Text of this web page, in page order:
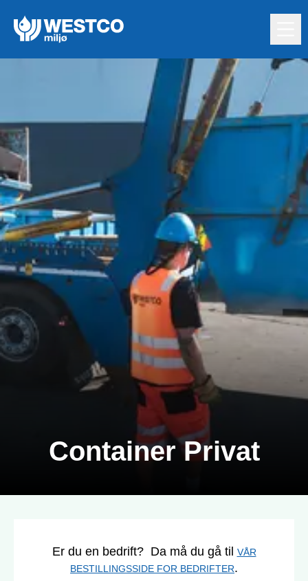
Hopp til innholdet
Container Privat
Er du en bedrift? Da må du gå til
VÅR
BESTILLINGSSIDE FOR BEDRIFTER.